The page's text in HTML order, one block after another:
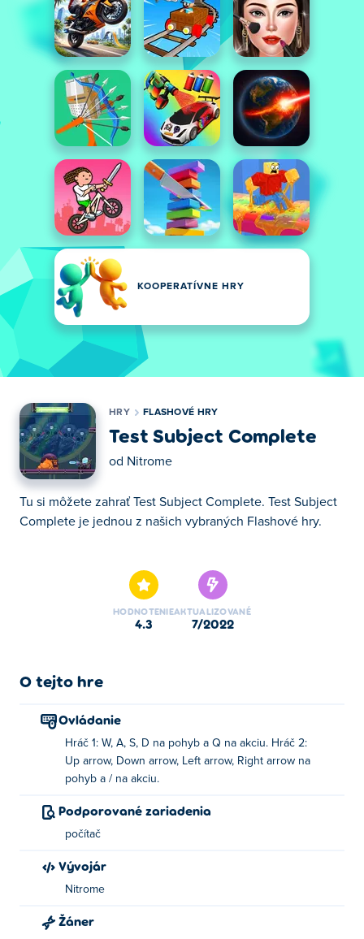
KOOPERATÍVNE HRY
HRY FLASHOVÉ HRY
Test Subject Complete
od Nitrome
Tu si môžete zahrať Test Subject Complete. Test Subject
Complete je jednou z našich vybraných Flashové hry.
HODNOTENIE
4.3
AKTUALIZOVANÉ
7/2022
O tejto hre
Ovládanie
Hráč 1: W, A, S, D na pohyb a Q na akciu. Hráč 2:
Up arrow, Down arrow, Left arrow, Right arrow na
pohyb a / na akciu.
Podporované zariadenia
počítač
Vývojár
Nitrome
Žáner